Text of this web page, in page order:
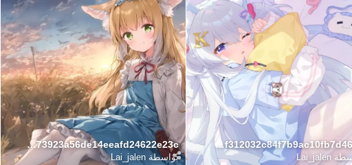
5b23ff73923a56de14eeafd24622e23c
بواسطةLai_jalen
5af070f312032c84f7b9ac10fb7d466d
Lai_jalen